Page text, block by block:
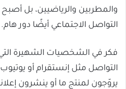
والمطربين والرياضيين، بل
التواصل الاجتماعي أيضًا دور هام.
فكر في الشخصيات الشهيرة
التواصل مثل إنستقرام أو
يروّجون لمنتج ما أو ينشرون